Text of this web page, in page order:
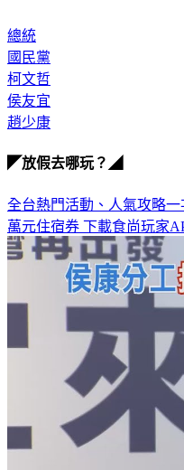
總統
國民黨
柯文哲
侯友宜
趙少康
◤放假去哪玩？◢
全台熱門活動、人氣攻略一
萬元住宿券 下載食尚玩家